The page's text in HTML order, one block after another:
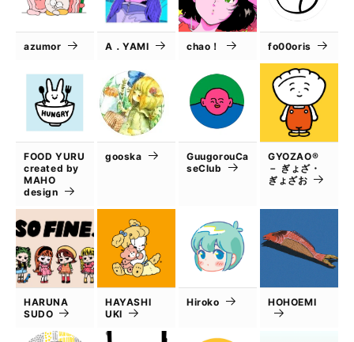
azumor A．YAMI chao！ fo00oris
FOOD YURU
created by
MAHO
design
gooska
GuugorouCa
seClub
GYOZAO®
－ ぎょざ・
ぎょざお
HARUNA
SUDO
HAYASHI
UKI
Hiroko HOHOEMI